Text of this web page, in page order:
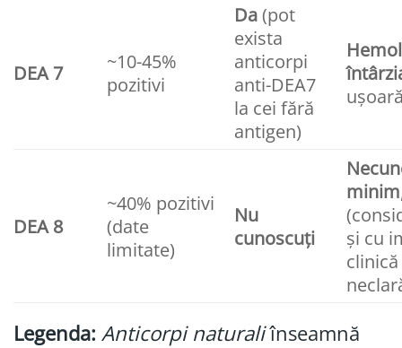
DEA 7
~10-45%
pozitivi
Da(pot
exista
anticorpi
anti-DEA7
la cei fără
antigen)
DEA 8
~40% pozitivi
(date
limitate)
Nu
cunoscuți
minim
și cu
Legenda: Anticorpi naturaliînseamnă